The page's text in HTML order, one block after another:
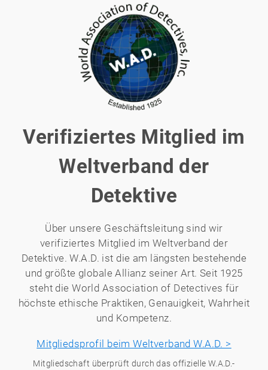
Verifiziertes Mitglied im
Weltverband der
Detektive
Über unsere Geschäftsleitung sind wir
verifiziertes Mitglied im Weltverband der
Detektive. W.A.D. ist die am längsten bestehende
und größte globale Allianz seiner Art. Seit 1925
steht die World Association of Detectives für
höchste ethische Praktiken, Genauigkeit, Wahrheit
und Kompetenz.
Mitgliedsprofil beim Weltverband W.A.D. >
Mitgliedschaft überprüft durch das offizielle W.A.D.-